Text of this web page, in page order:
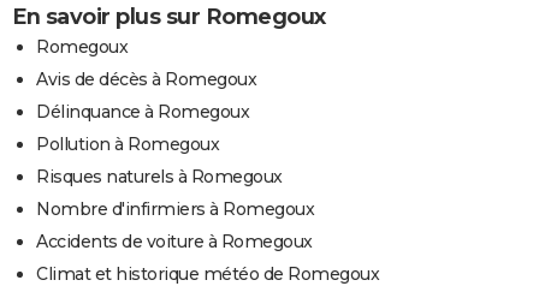
En savoir plus sur Romegoux
Romegoux
Avis de décès à Romegoux
Délinquance à Romegoux
Pollution à Romegoux
Risques naturels à Romegoux
Nombre d'infirmiers à Romegoux
Accidents de voiture à Romegoux
Climat et historique météo de Romegoux